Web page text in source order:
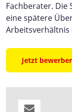
Fachberater. Die
eine spätere
Arbeitsverhältnis
Jetzt